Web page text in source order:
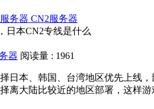
务器 CN2服务器
日本CN2专线是什么
器 阅读量 : 1961
本、韩国、台湾地区优先上线
离大陆比较近的地区部署，这样游